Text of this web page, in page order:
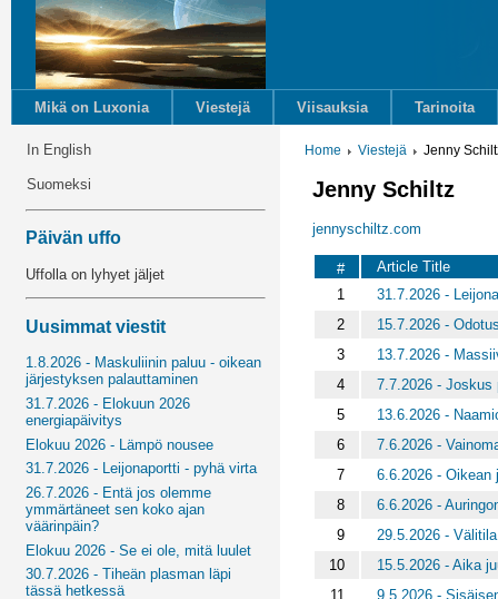
Mikä on Luxonia Viestejä Viisauksia Tarinoita
In English
Suomeksi
Päivän uffo
Uffolla on lyhyet jäljet
Uusimmat viestit
1.8.2026 - Maskuliinin paluu - oikean
järjestyksen palauttaminen
31.7.2026 - Elokuun 2026
energiapäivitys
Elokuu 2026 - Lämpö nousee
31.7.2026 - Leijonaportti - pyhä virta
26.7.2026 - Entä jos olemme
ymmärtäneet sen koko ajan
väärinpäin?
Elokuu 2026 - Se ei ole, mitä luulet
30.7.2026 - Tiheän plasman läpi
tässä hetkessä
Home Viestejä Jenny
Jenny Schiltz
jennyschiltz.com
#
Article Title
1
31.7.2026 -
2
15.7.2026 -
3
13.7.2026 -
4
7.7.2026 - Joskus
5
13.6.2026 -
6
7.6.2026 -
7
6.6.2026 - Oikean
8
6.6.2026 -
9
29.5.2026 - Välitila
10
15.5.2026 - Aika
11
9.5.2026 -